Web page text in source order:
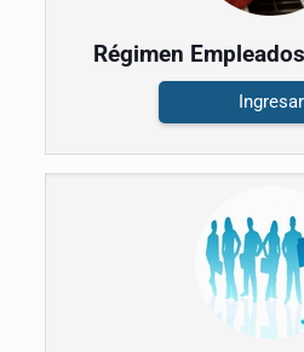
Régimen
Ingresar